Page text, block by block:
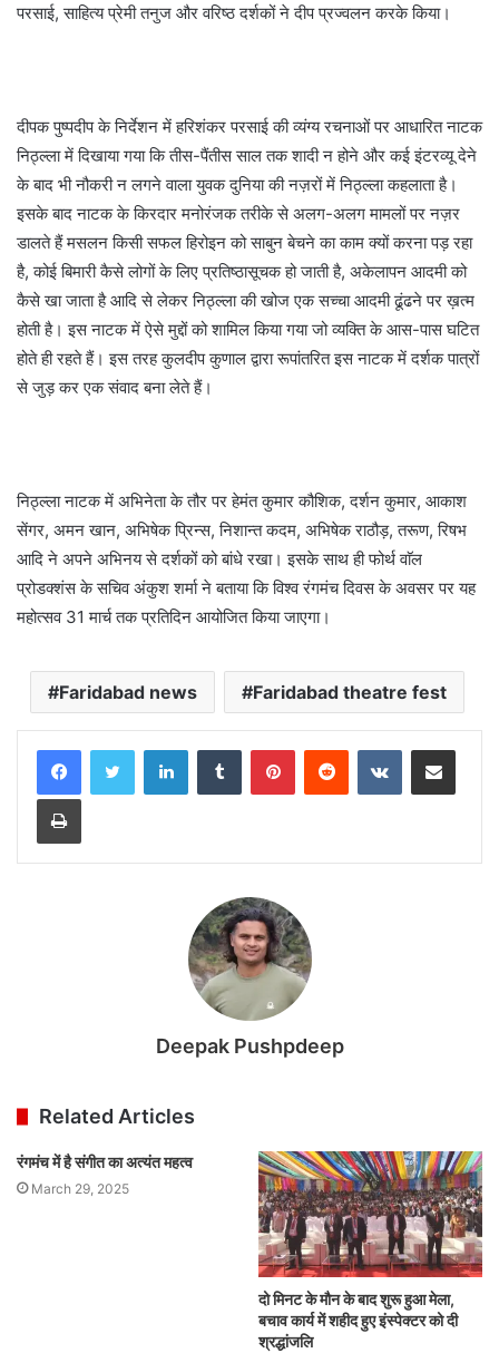
परसाई, साहित्य प्रेमी तनुज और वरिष्ठ दर्शकों ने दीप प्रज्वलन करके किया।
दीपक पुष्पदीप के निर्देशन में हरिशंकर परसाई की व्यंग्य रचनाओं पर आधारित नाटक
निठ्ल्ला में दिखाया गया कि तीस-पैंतीस साल तक शादी न होने और कई इंटरव्यू देने
के बाद भी नौकरी न लगने वाला युवक दुनिया की नज़रों में निठ्ल्ला कहलाता है।
इसके बाद नाटक के किरदार मनोरंजक तरीके से अलग-अलग मामलों पर नज़र
डालते हैं मसलन किसी सफल हिरोइन को साबुन बेचने का काम क्यों करना पड़ रहा
है, कोई बिमारी कैसे लोगों के लिए प्रतिष्ठासूचक हो जाती है, अकेलापन आदमी को
कैसे खा जाता है आदि से लेकर निठ्ल्ला की खोज एक सच्चा आदमी ढूंढने पर ख़त्म
होती है। इस नाटक में ऐसे मुद्दों को शामिल किया गया जो व्यक्ति के आस-पास घटित
होते ही रहते हैं। इस तरह कुलदीप कुणाल द्वारा रूपांतरित इस नाटक में दर्शक पात्रों
से जुड़ कर एक संवाद बना लेते हैं।
निठ्ल्ला नाटक में अभिनेता के तौर पर हेमंत कुमार कौशिक, दर्शन कुमार, आकाश
सेंगर, अमन खान, अभिषेक प्रिन्स, निशान्त कदम, अभिषेक राठौड़, तरूण, रिषभ
आदि ने अपने अभिनय से दर्शकों को बांधे रखा। इसके साथ ही फोर्थ वाॅल
प्रोडक्शंस के सचिव अंकुश शर्मा ने बताया कि विश्व रंगमंच दिवस के अवसर पर यह
महोत्सव 31 मार्च तक प्रतिदिन आयोजित किया जाएगा।
Faridabad news Faridabad theatre fest
LinkedInTumblr PinterestReddit VKontakteShare via Email
Print
Deepak Pushpdeep
Related Articles
रंगमंच में है संगीत का अत्यंत महत्व
March 29, 2025
दो मिनट के मौन के बाद शुरू हुआ मेला,
बचाव कार्य में शहीद हुए इंस्पेक्टर को दी
श्रद्धांजलि